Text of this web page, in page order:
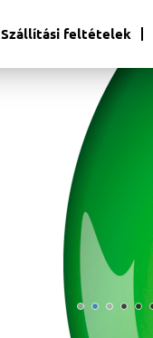
Szállítási feltételek